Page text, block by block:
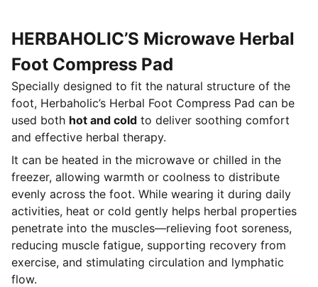
HERBAHOLIC’S Microwave Herbal
Foot Compress Pad
Specially designed to fit the natural structure of the
foot, Herbaholic’s Herbal Foot Compress Pad can be
used both hot and cold to deliver soothing comfort
and effective herbal therapy.
It can be heated in the microwave or chilled in the
freezer, allowing warmth or coolness to distribute
evenly across the foot. While wearing it during daily
activities, heat or cold gently helps herbal properties
penetrate into the muscles—relieving foot soreness,
reducing muscle fatigue, supporting recovery from
exercise, and stimulating circulation and lymphatic
flow.